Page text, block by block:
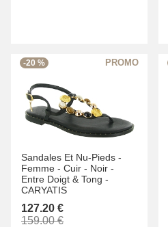
-20 %
Sandales Et Nu-Pieds -
Femme - Cuir - Noir -
Entre Doigt & Tong -
CARYATIS
127.20 €
159.00 €